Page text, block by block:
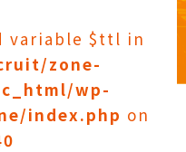
variable $ttl in
zone-
wp-
index.php on